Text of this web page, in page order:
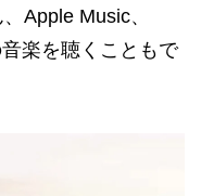
Apple Music、
楽を聴くこともで